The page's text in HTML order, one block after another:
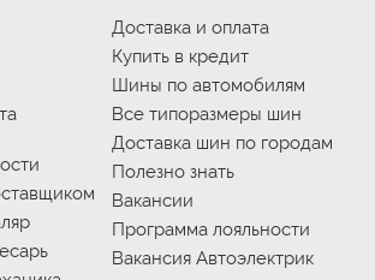
Доставка и оплата
Купить в кредит
Шины по автомобилям
Все типоразмеры шин
Доставка шин по городам
Полезно знать
Вакансии
Программа лояльности
Вакансия Автоэлектрик